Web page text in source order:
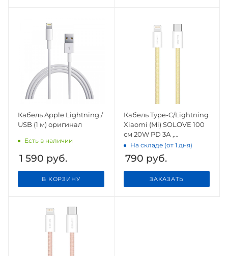
Кабель Apple Lightning /
USB (1 м) оригинал
Есть в наличии
1 590 руб.
В КОРЗИНУ
Кабель Type-C/Lightning
Xiaomi (Mi) SOLOVE 100
см 20W PD 3А ,
высокопрочная ABS+
оплетка (DW6) Yellow
На складе (от 1 дня)
790 руб.
ЗАКАЗАТЬ